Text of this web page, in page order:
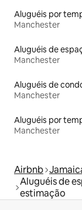
Manchester
Manchester
Aluguéis de
Manchester
Manchester
Airbnb
Aluguéis de
estimação